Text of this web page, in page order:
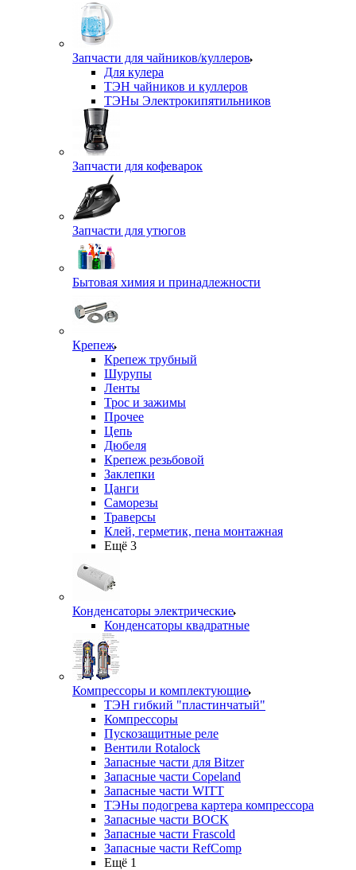
Запчасти для чайников/куллеров
Для кулера
ТЭН чайников и куллеров
ТЭНы Электрокипятильников
Запчасти для кофеварок
Запчасти для утюгов
Бытовая химия и принадлежности
Крепеж
Крепеж трубный
Шурупы
Ленты
Трос и зажимы
Прочее
Цепь
Дюбеля
Крепеж резьбовой
Заклепки
Цанги
Саморезы
Траверсы
Клей, герметик, пена монтажная
Ещё 3
Конденсаторы электрические
Конденсаторы квадратные
Компрессоры и комплектующие
ТЭН гибкий "пластинчатый"
Компрессоры
Пускозащитные реле
Вентили Rotalock
Запасные части для Bitzer
Запасные части Copeland
Запасные части WITT
ТЭНы подогрева картера компрессора
Запасные части BOCK
Запасные части Frascold
Запасные части RefComp
Ещё 1